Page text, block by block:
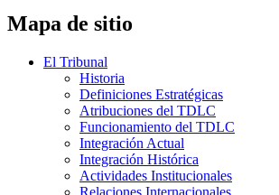
Mapa de sitio
El Tribunal
Historia
Definiciones Estratégicas
Atribuciones del TDLC
Funcionamiento del TDLC
Integración Actual
Integración Histórica
Actividades Institucionales
Relaciones Internacionales